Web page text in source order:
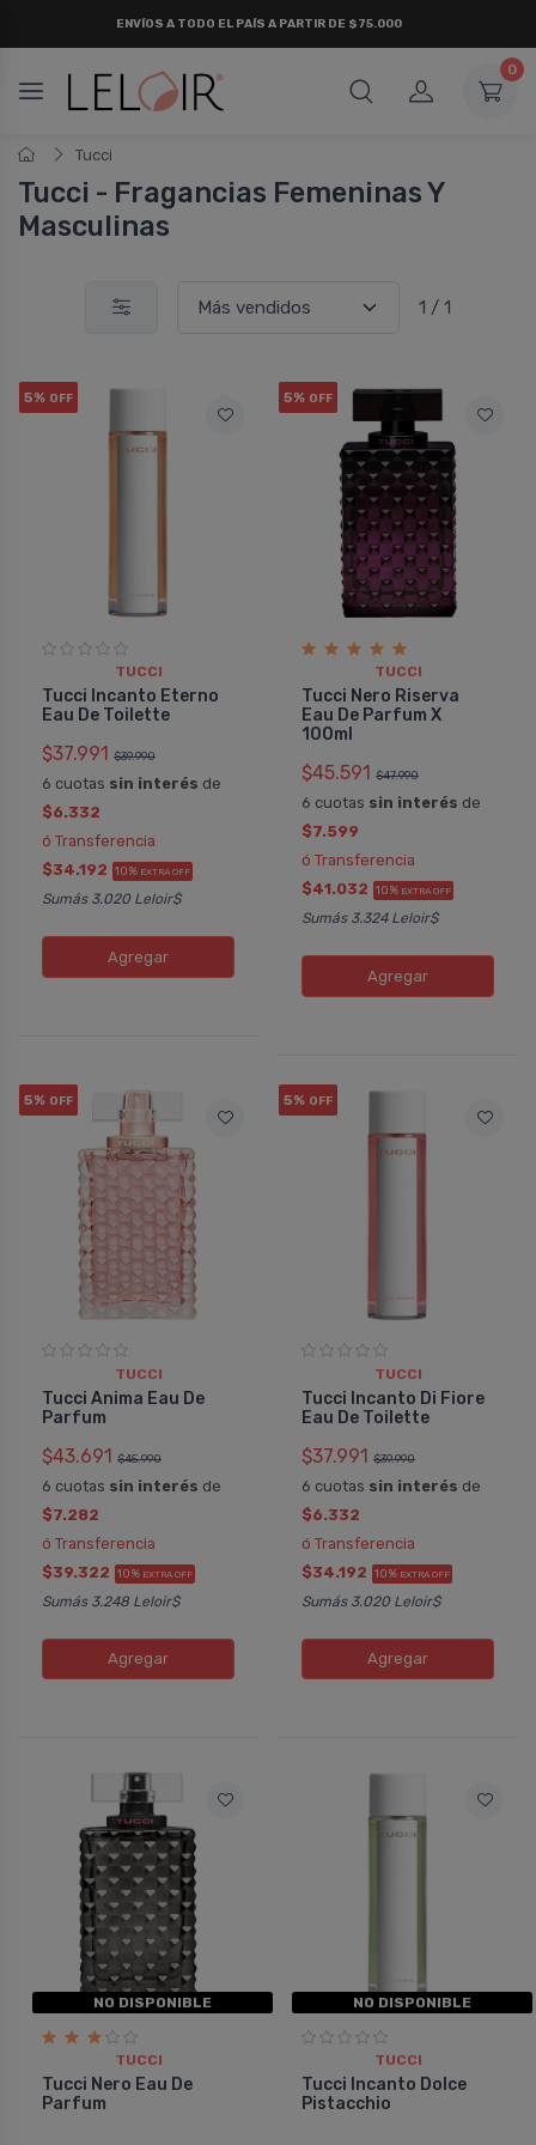
ENVÍOS A TODO EL PAÍS A PARTIR DE $75.000
0
Tucci
Tucci - Fragancias Femeninas Y
Masculinas
1 / 1
5% OFF
TUCCI
Tucci Incanto Eterno
Eau De Toilette
$37.991 $39.990
6 cuotas sin interés de
$6.332
ó Transferencia
$34.192 10% EXTRA OFF
Sumás 3.020 Leloir$
Agregar
5% OFF
TUCCI
Tucci Nero Riserva
Eau De Parfum X
100ml
$45.591 $47.990
6 cuotas sin interés de
$7.599
ó Transferencia
$41.032 10% EXTRA OFF
Sumás 3.324 Leloir$
Agregar
5% OFF
TUCCI
Tucci Anima Eau De
Parfum
$43.691 $45.990
6 cuotas sin interés de
$7.282
ó Transferencia
$39.322 10% EXTRA OFF
Sumás 3.248 Leloir$
Agregar
5% OFF
TUCCI
Tucci Incanto Di Fiore
Eau De Toilette
$37.991 $39.990
6 cuotas sin interés de
$6.332
ó Transferencia
$34.192 10% EXTRA OFF
Sumás 3.020 Leloir$
Agregar
NO DISPONIBLE
TUCCI
Tucci Nero Eau De
Parfum
NO DISPONIBLE
TUCCI
Tucci Incanto Dolce
Pistacchio